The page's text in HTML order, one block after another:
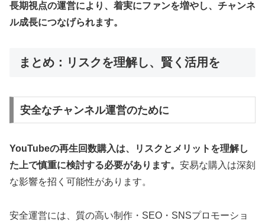
長期視点の運営により、着実にファンを増やし、チャンネ
ル成長につなげられます。
まとめ：リスクを理解し、賢く活用を
安全なチャンネル運営のために
YouTubeの再生回数購入は、リスクとメリットを理解し
た上で慎重に検討する必要があります。 安易な購入は深刻
な影響を招く可能性があります。
安全運営には、質の高い制作・SEO・SNSプロモーショ